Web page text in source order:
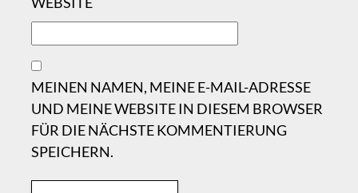
MEINEN NAMEN, MEINE E-MAIL-ADRESSE
UND MEINE WEBSITE IN DIESEM BROWSER
FÜR DIE NÄCHSTE KOMMENTIERUNG
SPEICHERN.